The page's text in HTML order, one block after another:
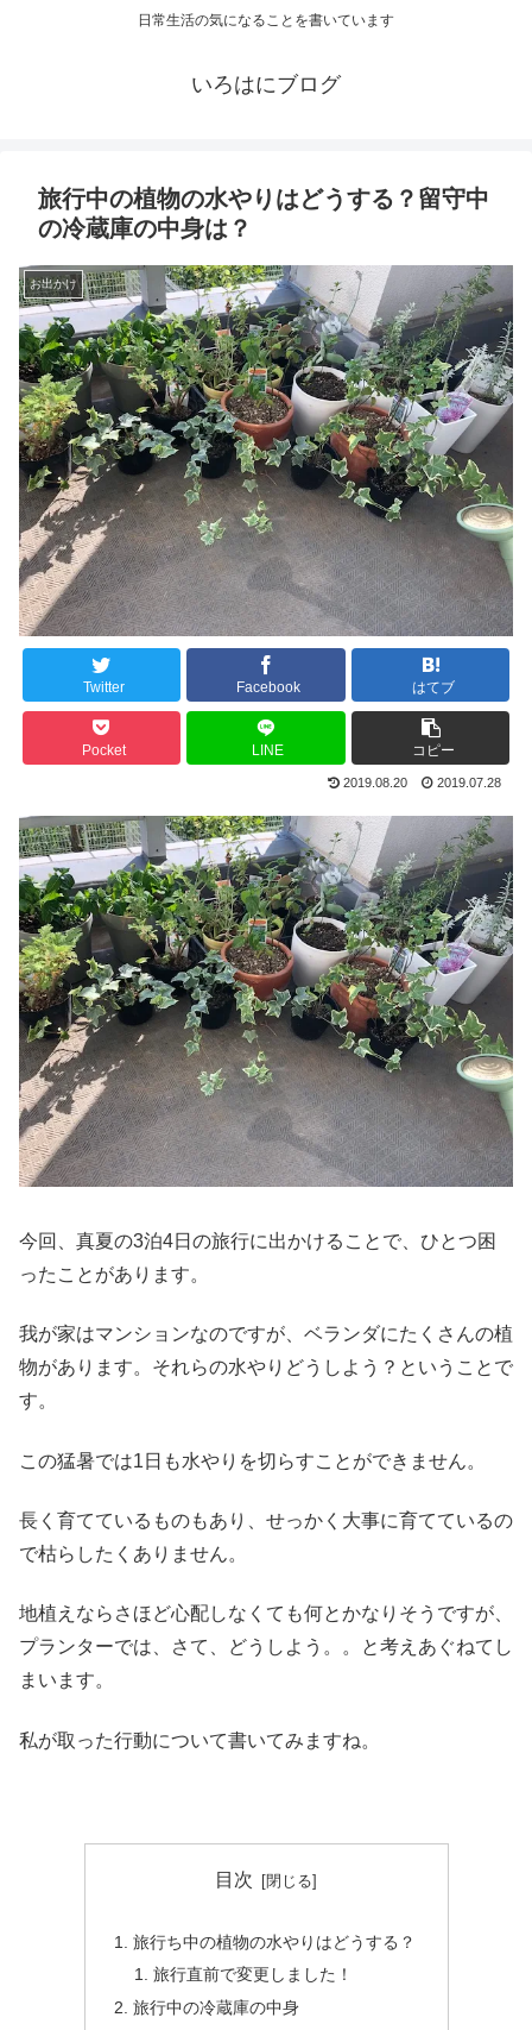
日常生活の気になることを書いています
いろはにブログ
旅行中の植物の水やりはどうする？留守中
の冷蔵庫の中身は？
お出かけ
Twitter Facebook はてブ
Pocket LINE コピー
2019.08.20 2019.07.28
今回、真夏の3泊4日の旅行に出かけることで、ひとつ困
ったことがあります。
我が家はマンションなのですが、ベランダにたくさんの植
物があります。それらの水やりどうしよう？ということで
す。
この猛暑では1日も水やりを切らすことができません。
長く育てているものもあり、せっかく大事に育てているの
で枯らしたくありません。
地植えならさほど心配しなくても何とかなりそうですが、
プランターでは、さて、どうしよう。。と考えあぐねてし
まいます。
私が取った行動について書いてみますね。
目次
旅行ち中の植物の水やりはどうする？
旅行直前で変更しました！
旅行中の冷蔵庫の中身